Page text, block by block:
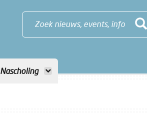
Zoek nieuws, events, info
Nascholing